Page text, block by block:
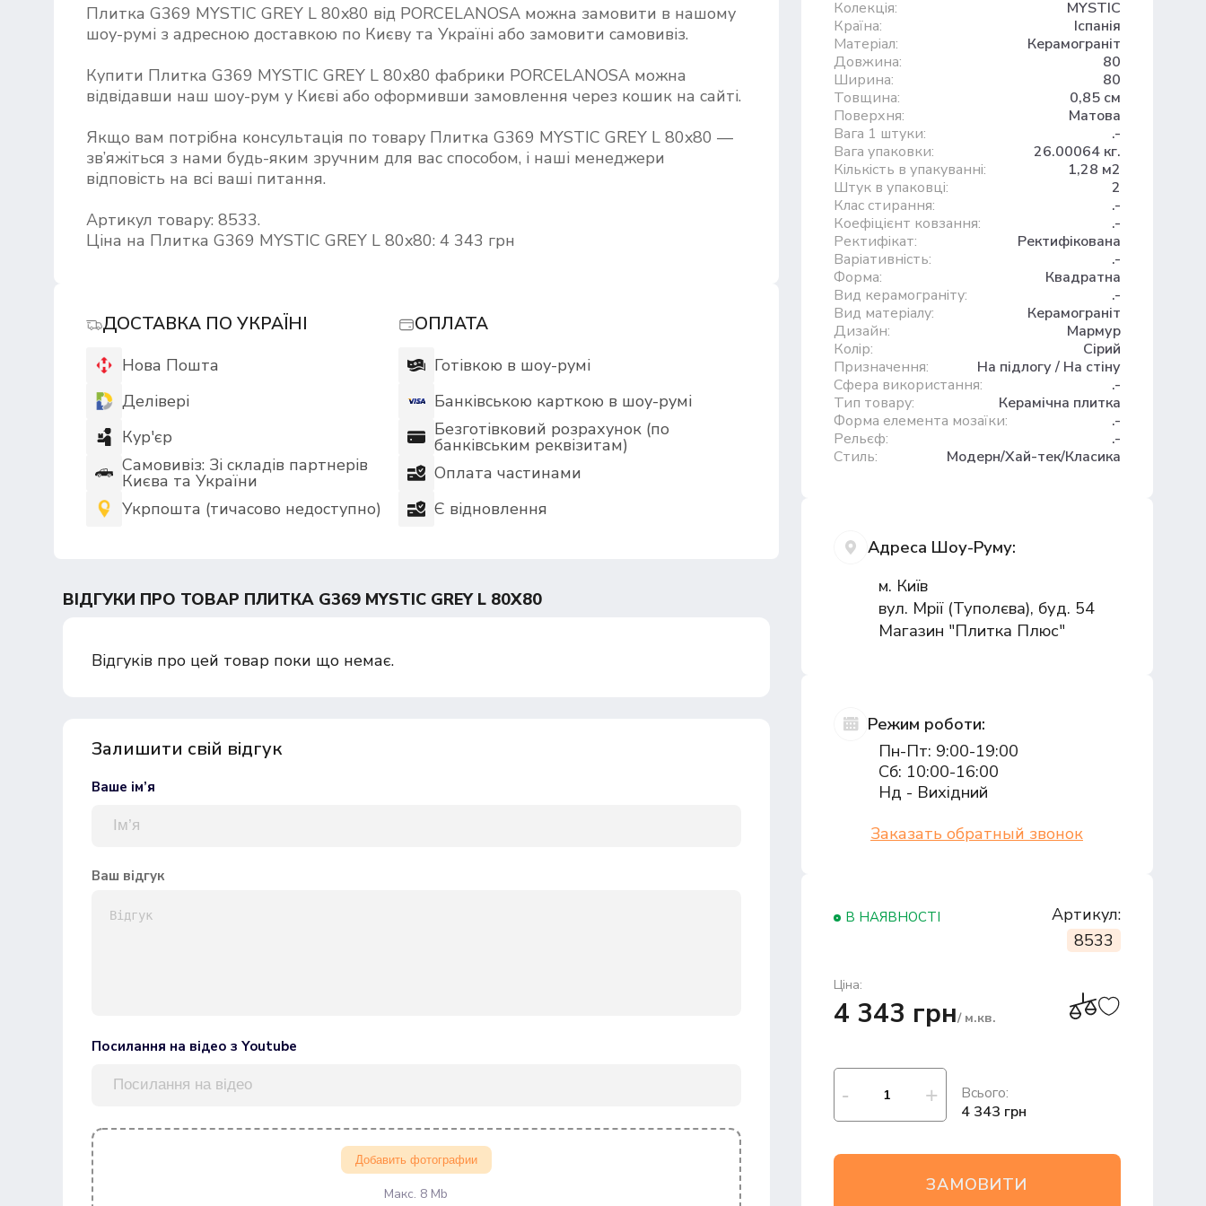
Плитка G369 MYSTIC GREY L 80x80 від PORCELANOSA можна замовити в нашому
шоу-румі з адресною доставкою по Києву та Україні або замовити самовивіз.
Купити Плитка G369 MYSTIC GREY L 80x80 фабрики PORCELANOSA можна
відвідавши наш шоу-рум у Києві або оформивши замовлення через кошик на сайті.
Якщо вам потрібна консультація по товару Плитка G369 MYSTIC GREY L 80x80 —
зв’яжіться з нами будь-яким зручним для вас способом, і наші менеджери
відповість на всі ваші питання.
Артикул товару: 8533.
Ціна на Плитка G369 MYSTIC GREY L 80x80: 4 343 грн
ДОСТАВКА ПО УКРАЇНІ
Нова Пошта
Делівері
Кур'єр
Самовивіз: Зі складів партнерів
Києва та України
Укрпошта (тичасово недоступно)
ОПЛАТА
Готівкою в шоу-румі
Банківською карткою в шоу-румі
Безготівковий розрахунок (по
банківським реквізитам)
Оплата частинами
Є відновлення
ВІДГУКИ ПРО ТОВАР ПЛИТКА G369 MYSTIC GREY L 80X80
Відгуків про цей товар поки що немає.
Залишити свій відгук
Ваше ім’я
Ваш відгук
Посилання на відео з Youtube
Добавить фотографии
Макс. 8 Mb
Колекція:
MYSTIC
Країна:
Іспанія
Матеріал:
Керамограніт
Довжина:
80
Ширина:
80
Товщина:
0,85 см
Поверхня:
Матова
Вага 1 штуки:
.-
Вага упаковки:
26.00064 кг.
Кількість в упакуванні:
1,28 м2
Штук в упаковці:
2
Клас стирання:
.-
Коефіцієнт ковзання:
.-
Ректифікат:
Ректифікована
Варіативність:
.-
Форма:
Квадратна
Вид керамограніту:
.-
Вид матеріалу:
Керамограніт
Дизайн:
Мармур
Колір:
Сірий
Призначення:
На підлогу / На стіну
Сфера використання:
.-
Тип товару:
Керамічна плитка
Форма елемента мозаїки:
.-
Рельєф:
.-
Стиль:
Модерн/Хай-тек/Класика
Адреса Шоу-Руму:
м. Київ
вул. Мрії (Туполєва), буд. 54
Магазин "Плитка Плюс"
Режим роботи:
Пн-Пт: 9:00-19:00
Сб: 10:00-16:00
Нд - Вихідний
Заказать обратный звонок
В НАЯВНОСТІ
Артикул:
8533
Ціна:
4 343 грн/ м.кв.
Всього:
4 343 грн
ЗАМОВИТИ